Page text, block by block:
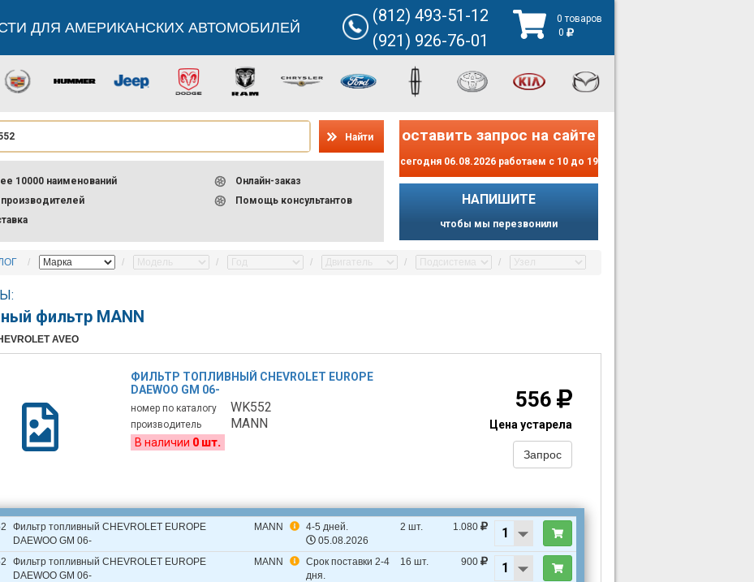
ДЛЯ АМЕРИКАНСКИХ АВТОМОБИЛЕЙ
(812) 493-51-12
(921) 926-76-01
0 товаров
0
Найти
10000 наименований
производителей
Онлайн-заказ
Помощь консультантов
оставить запрос на сайте
сегодня 06.08.2026 работаем с 10 до 19
НАПИШИТЕ
чтобы мы перезвонили
фильтр MANN
AVEO
ФИЛЬТР ТОПЛИВНЫЙ CHEVROLET EUROPE
DAEWOO GM 06-
номер по каталогу WK552
производитель MANN
В наличии 0 шт.
556
Цена устарела
Запрос
Фильтр топливный CHEVROLET EUROPE
DAEWOO GM 06-
MANN
4-5 дней.
05.08.2026
2 шт. 1.080
Фильтр топливный CHEVROLET EUROPE
DAEWOO GM 06-
MANN
Срок поставки 2-4
дня.
16 шт. 900